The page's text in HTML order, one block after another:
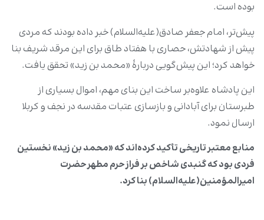
بوده است.
پیش‌تر، امام جعفر صادق‌(علیه‌السلام) خبر داده بودند که مردی
پیش از شهادتش، حصاری با هفتاد طاق برای این مرقد شریف بنا
خواهد کرد؛ این پیش‌گویی دربارۀ «محمد بن زید» تحقق یافت.
این پادشاه علاوه‌بر ساخت این بنای مهم، اموال بسیاری از
طبرستان برای آبادانی و بازسازی عتبات مقدسه در نجف و کربلا
ارسال نمود.
منابع معتبر تاریخیتأکیدکرده‌اند که «محمد بن زید» نخستین
فردی بود که گنبدی شاخص بر فراز حرم مطهر حضرت
امیرالمؤمنین‌(علیه‌السلام) بنا کرد.